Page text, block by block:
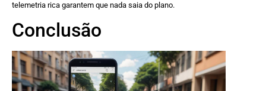
telemetria rica garantem que nada saia do plano.
Conclusão